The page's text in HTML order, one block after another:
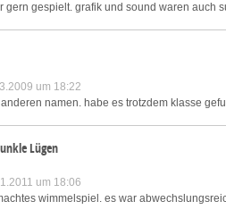
gern gespielt. grafik und sound waren auch
um 18:22
namen. habe es trotzdem klasse
Lügen
um 18:06
wimmelspiel. es war